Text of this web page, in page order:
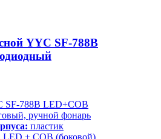
YYC SF-788B
SF-788B LED+COB
ручной фонарь
пластик